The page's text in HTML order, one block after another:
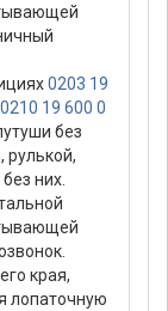
0203 19
0210 19 600 0
без
рулькой,
них.
края,
лопаточную